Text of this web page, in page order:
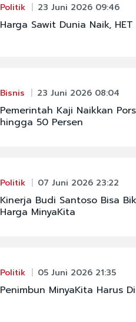
Politik 23 Juni 2026 09:46
Harga Sawit Dunia Naik,
Bisnis 23 Juni 2026 08:04
Pemerintah Kaji Naikkan
hingga 50 Persen
Politik 07 Juni 2026 23:22
Kinerja Budi Santoso Bisa
Harga MinyaKita
Politik 05 Juni 2026 21:35
Penimbun MinyaKita Harus
#KAPOLRI